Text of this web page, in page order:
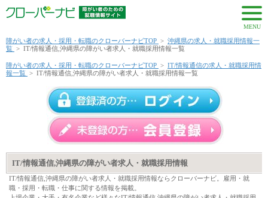
MENU
障がい者の求人・採用・転職のクローバーナビTOP > 沖縄県の求人・就職採用情報一
覧 > IT/情報通信,沖縄県の障がい者求人・就職採用情報一覧
障がい者の求人・採用・転職のクローバーナビTOP > IT/情報通信の求人・就職採用情
報一覧 > IT/情報通信,沖縄県の障がい者求人・就職採用情報一覧
IT/情報通信,沖縄県の障がい者求人・就職採用情報
IT/情報通信,沖縄県の障がい者求人・就職採用情報ならクローバーナビ。雇用・就
職・採用・転職・仕事に関する情報を掲載。